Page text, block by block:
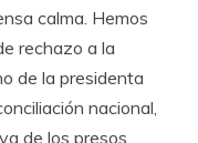
calma. Hemos
rechazo a la
de la presidenta
nacional,
de los presos